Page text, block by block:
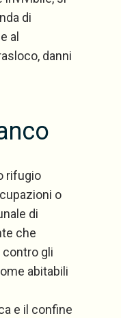
di
al
danni
rifugio
o
di
che
gli
abitabili
e il confine